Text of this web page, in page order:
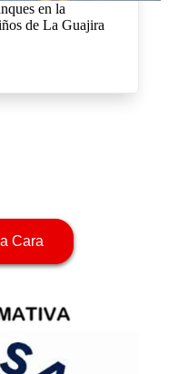
en la
de La Guajira
Cara